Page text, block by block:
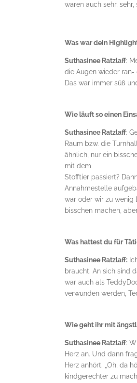
waren auch sehr,
Was war dein
Suthasinee Ratzlaff:
die Augen wieder ran-
Das war immer süß
Wie läuft so einen
Suthasinee Ratzlaff:
Raum bzw. die
ähnlich, nur ein
mit dem
Stofftier passiert?
Annahmestelle
war oder wir zu wenig
bisschen machen,
Was hattest du für
Suthasinee Ratzlaff:
braucht. An sich sind
war auch als
verwunden werden,
Wie geht ihr mit
Suthasinee Ratzlaff:
Herz an. Und dann
Herz anhört. „Oh, da
kindgerechter zu